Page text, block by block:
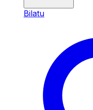
Bilatu